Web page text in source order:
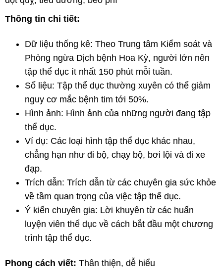
Thông tin chi tiết:
Dữ liệu thống kê: Theo Trung tâm Kiểm soát và
Phòng ngừa Dịch bệnh Hoa Kỳ, người lớn nên
tập thể dục ít nhất 150 phút mỗi tuần.
Số liệu: Tập thể dục thường xuyên có thể giảm
nguy cơ mắc bệnh tim tới 50%.
Hình ảnh: Hình ảnh của những người đang tập
thể dục.
Ví dụ: Các loại hình tập thể dục khác nhau,
chẳng hạn như đi bộ, chạy bộ, bơi lội và đi xe
đạp.
Trích dẫn: Trích dẫn từ các chuyên gia sức khỏe
về tầm quan trọng của việc tập thể dục.
Ý kiến chuyên gia: Lời khuyên từ các huấn
luyện viên thể dục về cách bắt đầu một chương
trình tập thể dục.
Phong cách viết: Thân thiện, dễ hiểu